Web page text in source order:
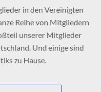
in den Vereinigten
Reihe von Mitgliedern
unserer Mitglieder
Und einige sind
zu Hause.